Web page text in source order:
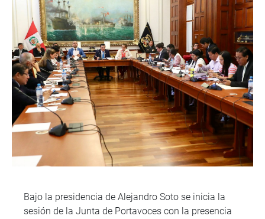
Bajo la presidencia de Alejandro Soto se inicia la
sesión de la Junta de Portavoces con la presencia